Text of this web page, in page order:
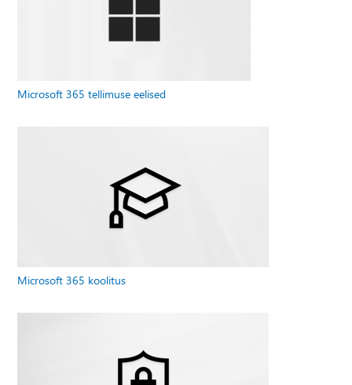
Microsoft 365 tellimuse eelised
Microsoft 365 koolitus